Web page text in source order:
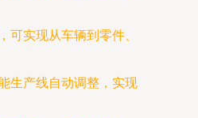
实现从车辆到零件、
生产线自动调整，实现